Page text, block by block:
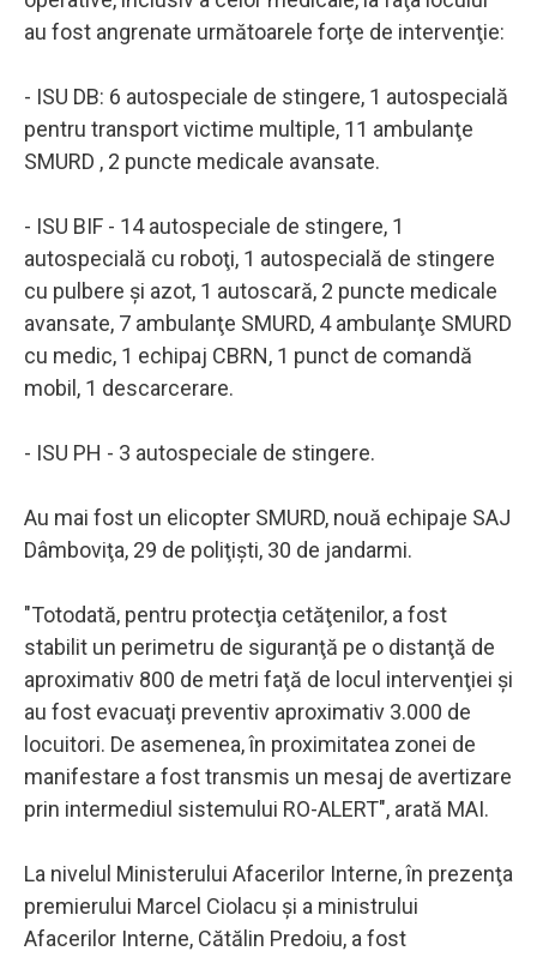
au fost angrenate următoarele forţe de intervenţie:
- ISU DB: 6 autospeciale de stingere, 1 autospecială
pentru transport victime multiple, 11 ambulanţe
SMURD , 2 puncte medicale avansate.
- ISU BIF - 14 autospeciale de stingere, 1
autospecială cu roboţi, 1 autospecială de stingere
cu pulbere şi azot, 1 autoscară, 2 puncte medicale
avansate, 7 ambulanţe SMURD, 4 ambulanţe SMURD
cu medic, 1 echipaj CBRN, 1 punct de comandă
mobil, 1 descarcerare.
- ISU PH - 3 autospeciale de stingere.
Au mai fost un elicopter SMURD, nouă echipaje SAJ
Dâmboviţa, 29 de poliţişti, 30 de jandarmi.
"Totodată, pentru protecţia cetăţenilor, a fost
stabilit un perimetru de siguranţă pe o distanţă de
aproximativ 800 de metri faţă de locul intervenţiei şi
au fost evacuaţi preventiv aproximativ 3.000 de
locuitori. De asemenea, în proximitatea zonei de
manifestare a fost transmis un mesaj de avertizare
prin intermediul sistemului RO-ALERT", arată MAI.
La nivelul Ministerului Afacerilor Interne, în prezenţa
premierului Marcel Ciolacu şi a ministrului
Afacerilor Interne, Cătălin Predoiu, a fost